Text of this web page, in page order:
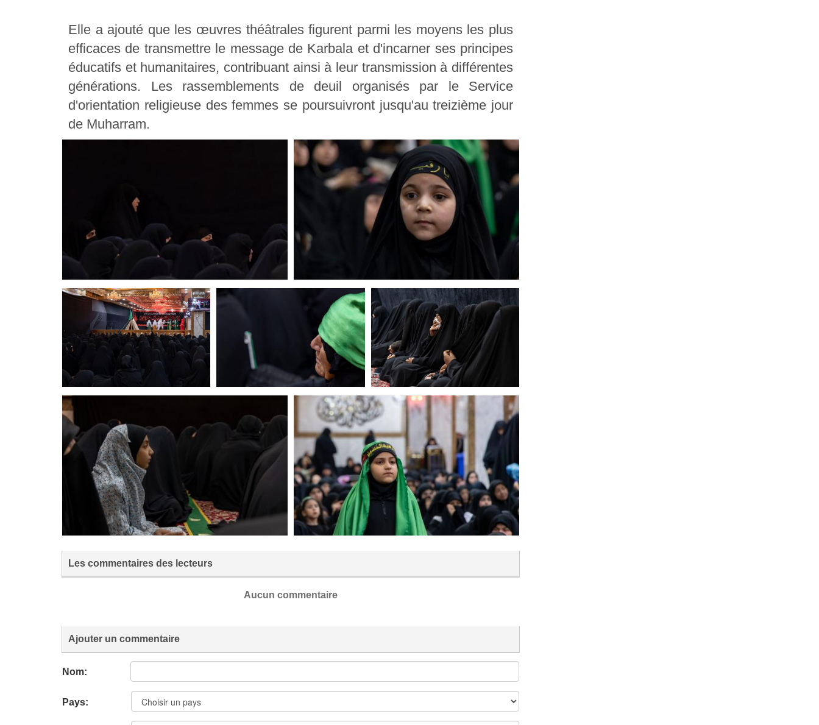
Elle a ajouté que les œuvres théâtrales figurent parmi les moyens les plus
efficaces de transmettre le message de Karbala et d'incarner ses principes
éducatifs et humanitaires, contribuant ainsi à leur transmission à différentes
générations. Les rassemblements de deuil organisés par le Service
d'orientation religieuse des femmes se poursuivront jusqu'au treizième jour
de Muharram.
Les commentaires des lecteurs
Aucun commentaire
Ajouter un commentaire
Nom:
Pays: